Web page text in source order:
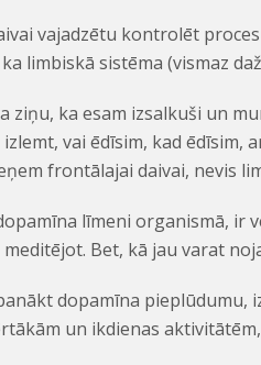
vajadzētu kontrolēt
limbiskā sistēma (vismaz
ziņu, ka esam izsalkuši un
vai ēdīsim, kad
frontālajai daivai, nevis
līmeni organismā,
Bet, kā jau varat
dopamīna pieplūdumu,
un ikdienas